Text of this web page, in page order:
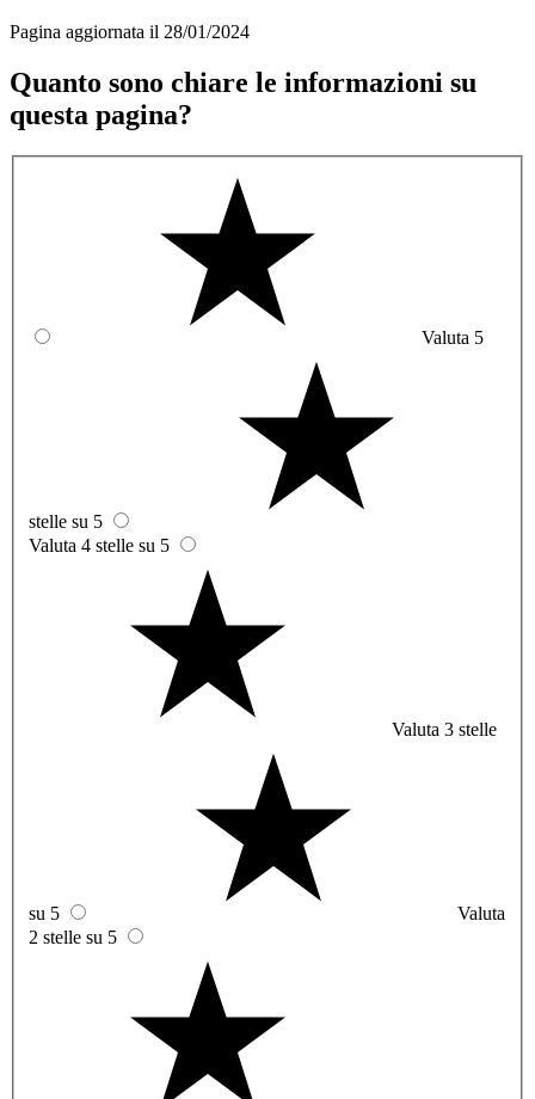
Pagina aggiornata il 28/01/2024
Quanto sono chiare le informazioni su
questa pagina?
Valuta 5
stelle su 5
Valuta 4 stelle su 5
Valuta 3 stelle
su 5
Valuta
2 stelle su 5